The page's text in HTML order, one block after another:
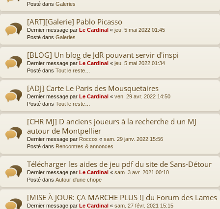
Posté dans Galeries
[ART][Galerie] Pablo Picasso
Dernier message par Le Cardinal « jeu. 5 mai 2022 01:45
Posté dans Galeries
[BLOG] Un blog de JdR pouvant servir d'inspi
Dernier message par Le Cardinal « jeu. 5 mai 2022 01:34
Posté dans Tout le reste…
[ADJ] Carte Le Paris des Mousquetaires
Dernier message par Le Cardinal « ven. 29 avr. 2022 14:50
Posté dans Tout le reste…
[CHR MJ] D anciens joueurs à la recherche d un MJ
autour de Montpellier
Dernier message par Roccox « sam. 29 janv. 2022 15:56
Posté dans Rencontres & annonces
Télécharger les aides de jeu pdf du site de Sans-Détour
Dernier message par Le Cardinal « sam. 3 avr. 2021 00:10
Posté dans Autour d'une chope
[MISE À JOUR: ÇA MARCHE PLUS !] du Forum des Lames
Dernier message par Le Cardinal « sam. 27 févr. 2021 15:15